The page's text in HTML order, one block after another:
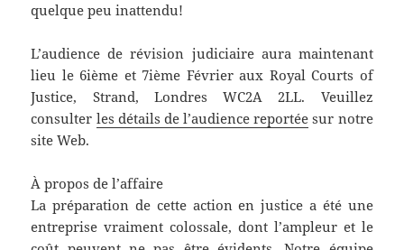
quelque peu inattendu!
L’audience de révision judiciaire aura maintenant
lieu le 6ième et 7ième Février aux Royal Courts of
Justice, Strand, Londres WC2A 2LL. Veuillez
consulter les détails de l’audience reportée sur notre
site Web.
À propos de l’affaire
La préparation de cette action en justice a été une
entreprise vraiment colossale, dont l’ampleur et le